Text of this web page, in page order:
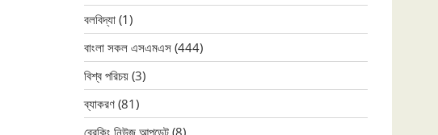
বলবিদ্যা (1)
বাংলা সকল এসএমএস (444)
বিশ্ব পরিচয় (3)
ব্যাকরণ (81)
ব্রেকিং নিউজ আপডেট (8)